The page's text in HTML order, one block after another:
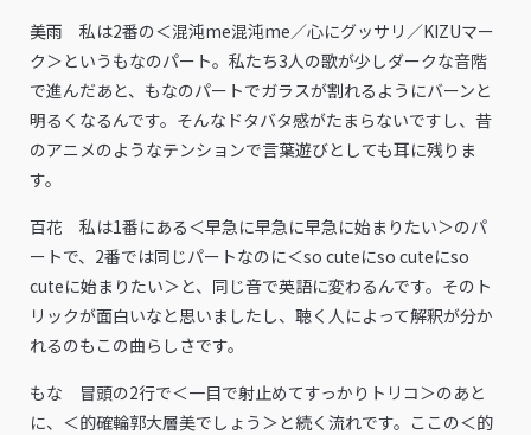
美雨 私は2番の＜混沌me混沌me／心にグッサリ／KIZUマー
ク＞というもなのパート。私たち3人の歌が少しダークな音階
で進んだあと、もなのパートでガラスが割れるようにバーンと
明るくなるんです。そんなドタバタ感がたまらないですし、昔
のアニメのようなテンションで言葉遊びとしても耳に残りま
す。
百花 私は1番にある＜早急に早急に早急に始まりたい＞のパ
ートで、2番では同じパートなのに＜so cuteにso cuteにso
cuteに始まりたい＞と、同じ音で英語に変わるんです。そのト
リックが面白いなと思いましたし、聴く人によって解釈が分か
れるのもこの曲らしさです。
もな 冒頭の2行で＜一目で射止めてすっかりトリコ＞のあと
に、＜的確輪郭大層美でしょう＞と続く流れです。ここの＜的